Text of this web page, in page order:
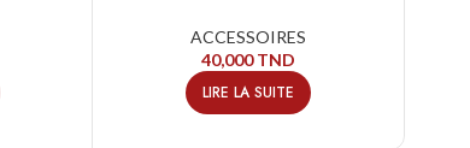
ACCESSOIRES
40,000TND
LIRE LA SUITE